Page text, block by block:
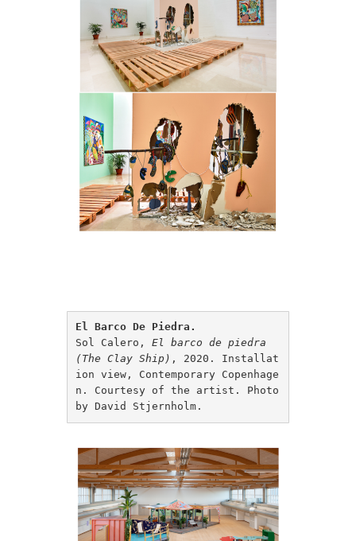
El Barco De Piedra.
Sol Calero, El barco de piedra
(The Clay Ship) , 2020. Installat
ion view, Contemporary Copenhage
n. Courtesy of the artist. Photo
by David Stjernholm.